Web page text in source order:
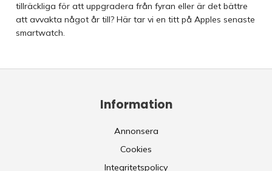
tillräckliga för att uppgradera från fyran eller är det bättre
att avvakta något år till? Här tar vi en titt på Apples senaste
smartwatch.
Information
Annonsera
Cookies
Integritetspolicy